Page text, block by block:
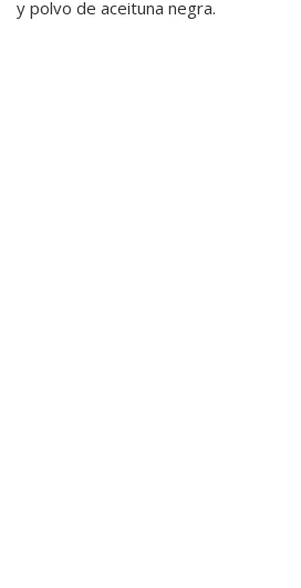
y polvo de aceituna negra.